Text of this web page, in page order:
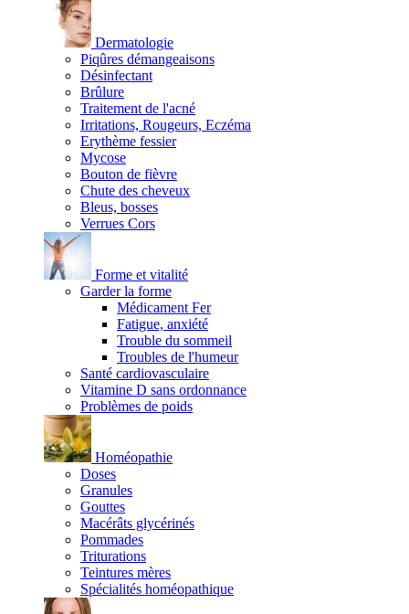
Dermatologie
Piqûres démangeaisons
Désinfectant
Brûlure
Traitement de l'acné
Irritations, Rougeurs, Eczéma
Erythème fessier
Mycose
Bouton de fièvre
Chute des cheveux
Bleus, bosses
Verrues Cors
Forme et vitalité
Garder la forme
Médicament Fer
Fatigue, anxiété
Trouble du sommeil
Troubles de l'humeur
Santé cardiovasculaire
Vitamine D sans ordonnance
Problèmes de poids
Homéopathie
Doses
Granules
Gouttes
Macérâts glycérinés
Pommades
Triturations
Teintures mères
Spécialités homéopathique